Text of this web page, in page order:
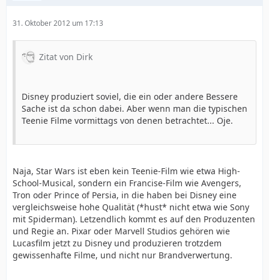
31. Oktober 2012 um 17:13
Zitat von Dirk
Disney produziert soviel, die ein oder andere Bessere
Sache ist da schon dabei. Aber wenn man die typischen
Teenie Filme vormittags von denen betrachtet... Oje.
Naja, Star Wars ist eben kein Teenie-Film wie etwa High-
School-Musical, sondern ein Francise-Film wie Avengers,
Tron oder Prince of Persia, in die haben bei Disney eine
vergleichsweise hohe Qualität (*hust* nicht etwa wie Sony
mit Spiderman). Letzendlich kommt es auf den Produzenten
und Regie an. Pixar oder Marvell Studios gehören wie
Lucasfilm jetzt zu Disney und produzieren trotzdem
gewissenhafte Filme, und nicht nur Brandverwertung.